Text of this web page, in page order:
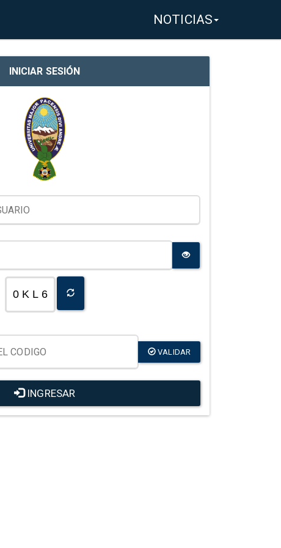
NOTICIAS
INICIAR SESIÓN
0 K L 6
VALIDAR
INGRESAR